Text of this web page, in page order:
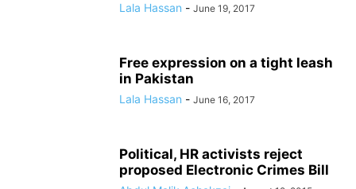
Lala Hassan - June 19, 2017
Free expression on a tight leash
in Pakistan
Lala Hassan - June 16, 2017
Political, HR activists reject
proposed Electronic Crimes Bill